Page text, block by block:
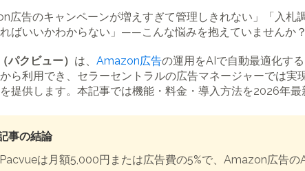
広告のキャンペーンが増えすぎて管理しきれない」「入
ばいいかわからない」——こんな悩みを抱えていませんか？
パクビュー） は、 Amazon広告の運用をAIで自動最適化す
ら利用でき、セラーセントラルの広告マネージャーでは
提供します。本記事では機能・料金・導入方法を2026年最
事の結論
Pacvueは月額5,000円または広告費の5%で、Amazon広告の